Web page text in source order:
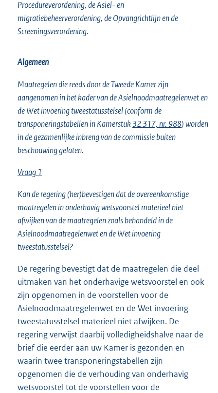
Procedureverordening, de Asiel- en
migratiebeheerverordening, de Opvangrichtlijn en de
Screeningsverordening.
Algemeen
Maatregelen die reeds door de Tweede Kamer zijn
aangenomen in het kader van de Asielnoodmaatregelenwet en
de Wet invoering tweestatusstelsel (conform de
transponeringstabellen in Kamerstuk32 317, nr. 988) worden
in de gezamenlijke inbreng van de commissie buiten
beschouwing gelaten.
Vraag 1
Kan de regering (her)bevestigen dat de overeenkomstige
maatregelen in onderhavig wetsvoorstel materieel niet
afwijken van de maatregelen zoals behandeld in de
Asielnoodmaatregelenwet en de Wet invoering
tweestatusstelsel?
De regering bevestigt dat de maatregelen die deel
uitmaken van het onderhavige wetsvoorstel en ook
zijn opgenomen in de voorstellen voor de
Asielnoodmaatregelenwet en de Wet invoering
tweestatusstelsel materieel niet afwijken. De
regering verwijst daarbij volledigheidshalve naar de
brief die eerder aan uw Kamer is gezonden en
waarin twee transponeringstabellen zijn
opgenomen die de verhouding van onderhavig
wetsvoorstel tot de voorstellen voor de